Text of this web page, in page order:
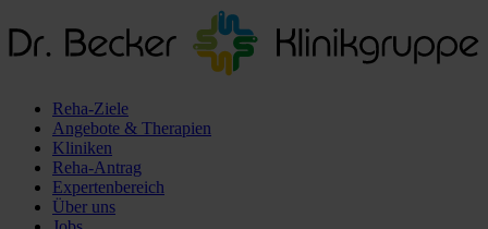
Reha-Ziele
Angebote & Therapien
Kliniken
Reha-Antrag
Expertenbereich
Über uns